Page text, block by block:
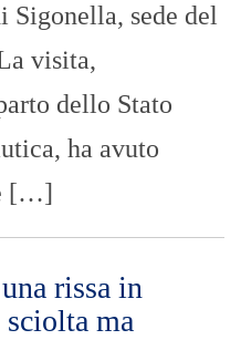
Sigonella, sede del
visita,
dello Stato
ha avuto
[…]
rissa in
sciolta ma